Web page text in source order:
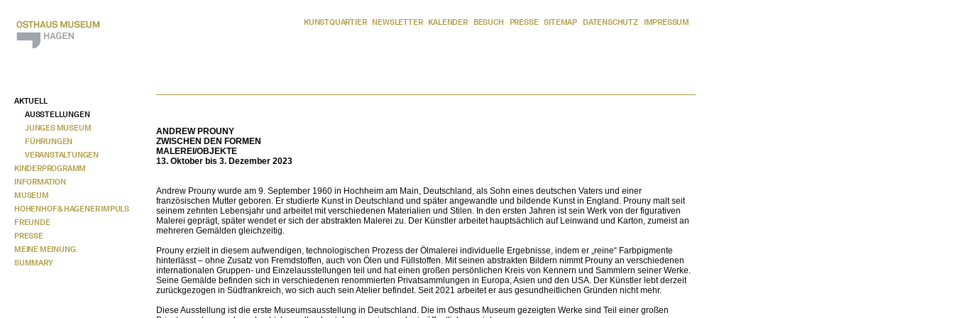
KUNSTQUARTIER NEWSLETTER KALENDER BESUCH PRESSE SITEMAP DATENSCHUTZ IMPRESSUM
AKTUELL
AUSSTELLUNGEN
JUNGES MUSEUM
FÜHRUNGEN
VERANSTALTUNGEN
KINDERPROGRAMM
INFORMATION
MUSEUM
HOHENHOF & HAGENER IMPULS
FREUNDE
PRESSE
MEINE MEINUNG
SUMMARY
ANDREW PROUNY
ZWISCHEN DEN FORMEN
MALEREI/OBJEKTE
13. Oktober bis 3. Dezember 2023
Andrew Prouny wurde am 9. September 1960 in Hochheim am Main, Deutschland, als Sohn eines deutschen Vaters und einer
französischen Mutter geboren. Er studierte Kunst in Deutschland und später angewandte und bildende Kunst in England. Prouny malt seit
seinem zehnten Lebensjahr und arbeitet mit verschiedenen Materialien und Stilen. In den ersten Jahren ist sein Werk von der figurativen
Malerei geprägt, später wendet er sich der abstrakten Malerei zu. Der Künstler arbeitet hauptsächlich auf Leinwand und Karton, zumeist an
mehreren Gemälden gleichzeitig.
Prouny erzielt in diesem aufwendigen, technologischen Prozess der Ölmalerei individuelle Ergebnisse, indem er „reine“ Farbpigmente
hinterlässt – ohne Zusatz von Fremdstoffen, auch von Ölen und Füllstoffen. Mit seinen abstrakten Bildern nimmt Prouny an verschiedenen
internationalen Gruppen- und Einzelausstellungen teil und hat einen großen persönlichen Kreis von Kennern und Sammlern seiner Werke.
Seine Gemälde befinden sich in verschiedenen renommierten Privatsammlungen in Europa, Asien und den USA. Der Künstler lebt derzeit
zurückgezogen in Südfrankreich, wo sich auch sein Atelier befindet. Seit 2021 arbeitet er aus gesundheitlichen Gründen nicht mehr.
Diese Ausstellung ist die erste Museumsausstellung in Deutschland. Die im Osthaus Museum gezeigten Werke sind Teil einer großen